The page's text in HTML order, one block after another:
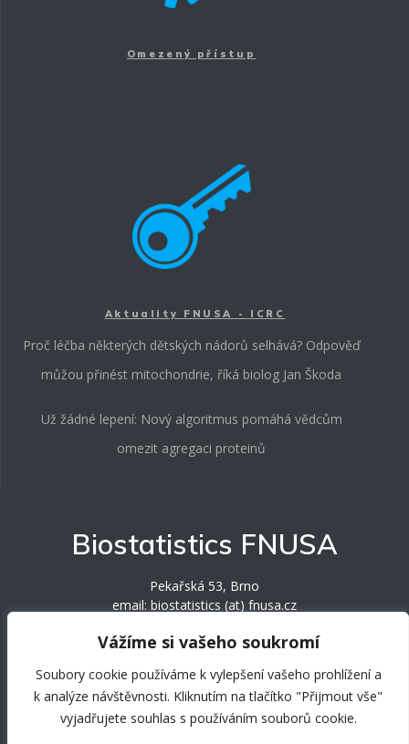
Vážíme si vašeho soukromí
Soubory cookie používáme k vylepšení vašeho prohlížení a
k analýze návštěvnosti. Kliknutím na tlačítko "Přijmout vše"
vyjadřujete souhlas s používáním souborů cookie.
Omezený přístup
Aktuality FNUSA - ICRC
Proč léčba některých dětských nádorů selhává? Odpověď
můžou přinést mitochondrie, říká biolog Jan Škoda
Už žádné lepení: Nový algoritmus pomáhá vědcům
omezit agregaci proteinů
Biostatistics FNUSA
Pekařská 53, Brno
email: biostatistics (at) fnusa.cz